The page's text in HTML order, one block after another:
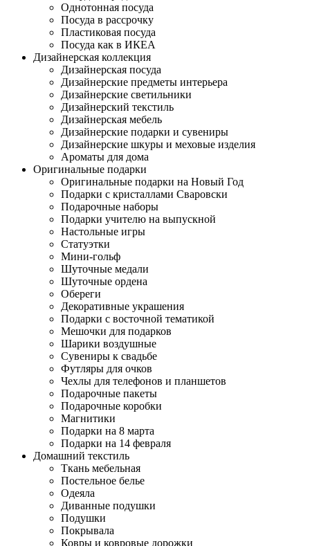
Однотонная посуда
Посуда в рассрочку
Пластиковая посуда
Посуда как в ИКЕА
Дизайнерская коллекция
Дизайнерская посуда
Дизайнерские предметы интерьера
Дизайнерские светильники
Дизайнерский текстиль
Дизайнерская мебель
Дизайнерские подарки и сувениры
Дизайнерские шкуры и меховые изделия
Ароматы для дома
Оригинальные подарки
Оригинальные подарки на Новый Год
Подарки с кристаллами Сваровски
Подарочные наборы
Подарки учителю на выпускной
Настольные игры
Статуэтки
Мини-гольф
Шуточные медали
Шуточные ордена
Обереги
Декоративные украшения
Подарки с восточной тематикой
Мешочки для подарков
Шарики воздушные
Сувениры к свадьбе
Футляры для очков
Чехлы для телефонов и планшетов
Подарочные пакеты
Подарочные коробки
Магнитики
Подарки на 8 марта
Подарки на 14 февраля
Домашний текстиль
Ткань мебельная
Постельное белье
Одеяла
Диванные подушки
Подушки
Покрывала
Ковры и ковровые дорожки